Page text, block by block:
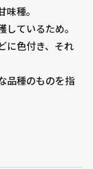
種。
ているため。
に色付き、それ
品種のものを指